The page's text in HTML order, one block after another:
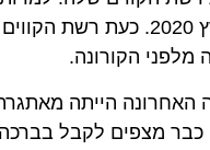
הייתה מאתגרת
על המסירות, העבודה הקשה והסובלנות שהראו מאז